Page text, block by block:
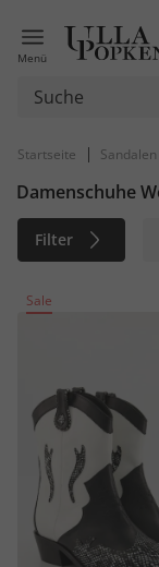
Menü
Startseite | Sandalen
Damenschuhe
Filter
Sale